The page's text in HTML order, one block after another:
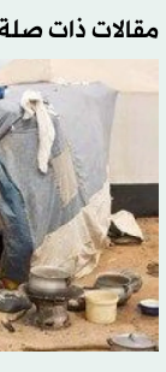
مقالات ذات